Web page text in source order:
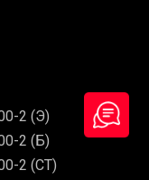
2 (Э)
2 (Б)
2 (СТ)